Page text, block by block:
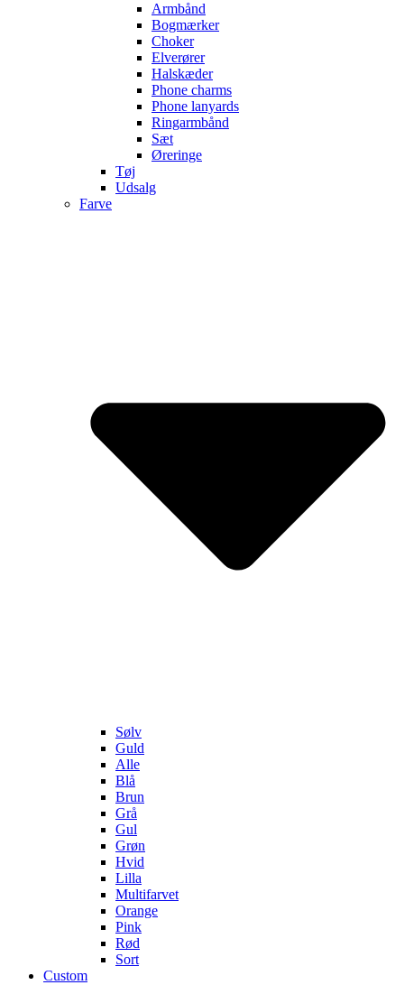
Armbånd
Bogmærker
Choker
Elverører
Halskæder
Phone charms
Phone lanyards
Ringarmbånd
Sæt
Øreringe
Tøj
Udsalg
Farve
Sølv
Guld
Alle
Blå
Brun
Grå
Gul
Grøn
Hvid
Lilla
Multifarvet
Orange
Pink
Rød
Sort
Custom